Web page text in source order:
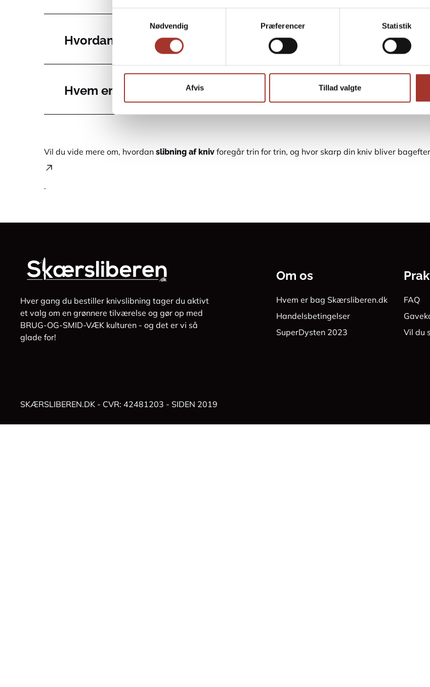
Samtykkevalg
Nødvendig
Præferencer Statistik
Afvis Tillad valgte
Hvordan bliver jeg oprettet som udbyder på platformen?
Hvem er vi?
Vil du vide mere om, hvordanslibning af knivforegår trin for trin, og hvor skarp din kniv bliver
.
Hver gang du bestiller knivslibning tager du aktivt
et valg om en grønnere tilværelse og gør op med
BRUG-OG-SMID-VÆK kulturen - og det er vi så
glade for!
Om os
Hvem er bag Skærsliberen.dk
Handelsbetingelser
SuperDysten 2023
FAQ
Vil du
SKÆRSLIBEREN.DK - CVR: 42481203 - SIDEN 2019